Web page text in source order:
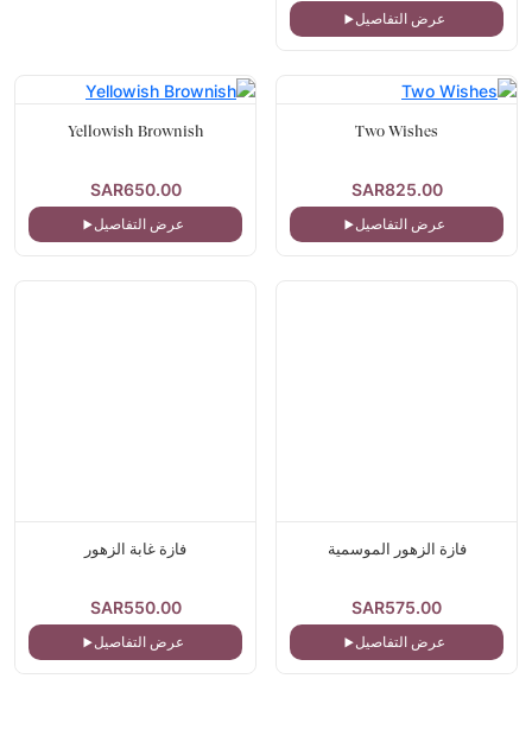
عرض التفاصيل
Two Wishes
SAR825.00
عرض التفاصيل
Yellowish Brownish
SAR650.00
عرض التفاصيل
فازة الزهور الموسمية
SAR575.00
عرض التفاصيل
فازة غابة الزهور
SAR550.00
عرض التفاصيل